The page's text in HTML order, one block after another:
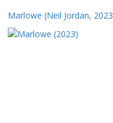
Marlowe (Neil Jordan,